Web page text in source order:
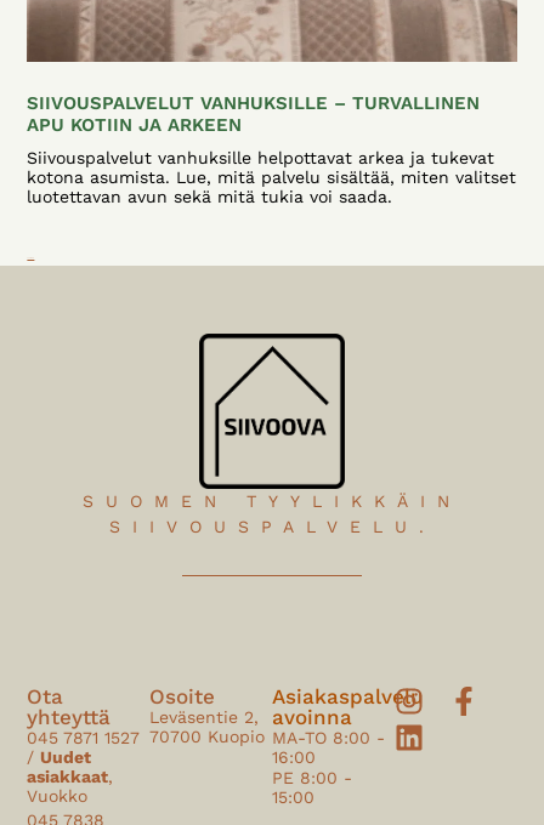
SIIVOUSPALVELUT VANHUKSILLE – TURVALLINEN
APU KOTIIN JA ARKEEN
Siivouspalvelut vanhuksille helpottavat arkea ja tukevat
kotona asumista. Lue, mitä palvelu sisältää, miten valitset
luotettavan avun sekä mitä tukia voi saada.
SUOMEN TYYLIKKÄIN
SIIVOUSPALVELU.
Ota
yhteyttä
045 7871 1527
/ Uudet
asiakkaat,
Vuokko
045 7838
Osoite
Leväsentie 2,
70700 Kuopio
Asiakaspalvelu
avoinna
MA-TO 8:00 -
16:00
PE 8:00 -
15:00